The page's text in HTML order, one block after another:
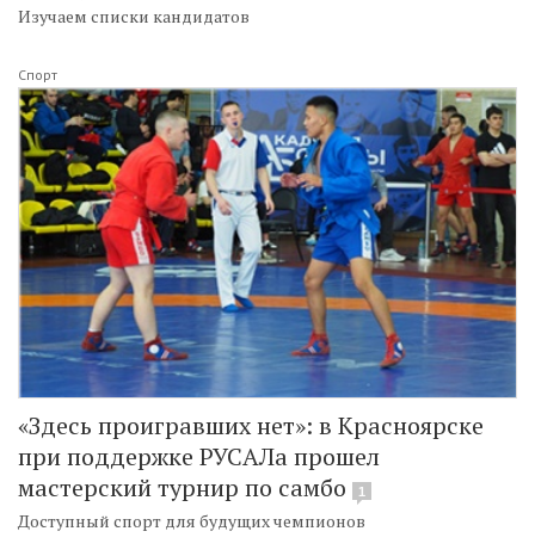
Изучаем списки кандидатов
Спорт
«Здесь проигравших нет»: в Красноярске
при поддержке РУСАЛа прошел
мастерский турнир по самбо
1
Доступный спорт для будущих чемпионов